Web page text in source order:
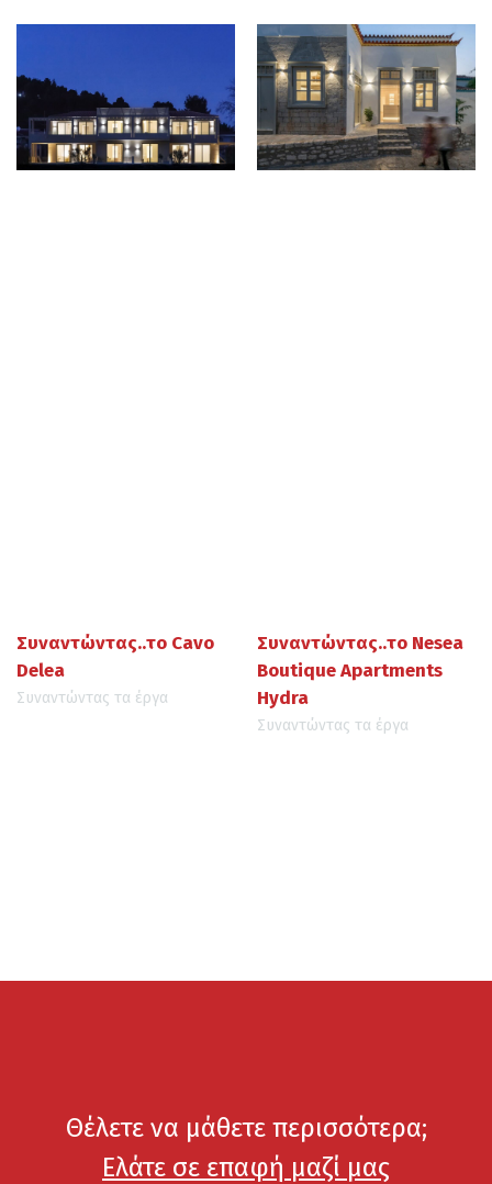
Συναντώντας..το Cavo
Delea
Συναντώντας τα έργα
Συναντώντας..το Nesea
Boutique Apartments
Hydra
Συναντώντας τα έργα
Θέλετε να μάθετε περισσότερα;
Ελάτε σε επαφή μαζί μας